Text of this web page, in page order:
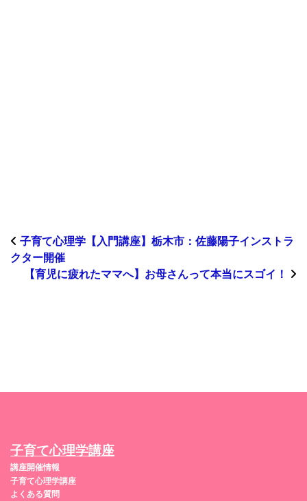
子育て心理学【入門講座】栃木市：佐藤陽子インストラ
クター開催
【育児に疲れたママへ】お母さんって本当にスゴイ！
子育て心理学講座
講座開催情報
子育て心理学講座
よくある質問